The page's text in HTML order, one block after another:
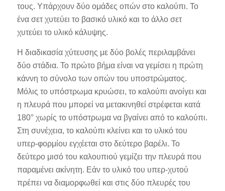
τους. Υπάρχουν δύο ομάδες οπών στο καλούπι. Το
ένα σετ χυτεύει το βασικό υλικό και το άλλο σετ
χυτεύει το υλικό κάλυψης.
Η διαδικασία χύτευσης με δύο βολές περιλαμβάνει
δύο στάδια. Το πρώτο βήμα είναι να γεμίσει η πρώτη
κάννη το σύνολο των οπών του υποστρώματος.
Μόλις το υπόστρωμα κρυώσει, το καλούπι ανοίγει και
η πλευρά που μπορεί να μετακινηθεί στρέφεται κατά
180° χωρίς το υπόστρωμα να βγαίνει από το καλούπι.
Στη συνέχεια, το καλούπι κλείνει και το υλικό του
υπερ-φορμίου εγχέεται στο δεύτερο βαρέλι. Το
δεύτερο μισό του καλουπιού γεμίζει την πλευρά που
παραμένει ακίνητη. Εάν το υλικό του υπερ-χυτού
πρέπει να διαμορφωθεί και στις δύο πλευρές του